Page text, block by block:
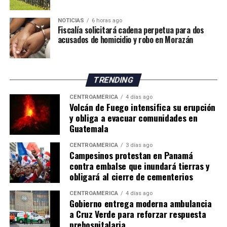
mundo debido a los beneficios fiscales otorgados a
sectores como los puertos, la Zona Libre de Colón,
Panamá Pacífico, el turismo, las empresas
multinacionales, las energías renovables, el sector
inmobiliario, el ferrocarril y otras actividades
En la misma línea, el exdirector general de Ingresos,
Publio R. Cortés Carvajal, calificó el sistema tributario
panameño como un «archipiélago de exonerados
fiscales», al considerar que numerosos incentivos
permanecen sin evaluaciones sobre su impacto
económico y terminan generando inequidades en la
carga tributaria.
Cortés también señaló que la administración tributaria
enfrenta limitaciones institucionales y de recursos que
dificultan combatir la evasión fiscal, especialmente en
casos relacionados con empresas multinacionales y
NOTICIAS 6 horas ago
Fiscalía solicitará cadena perpetua para dos
acusados de homicidio y robo en Morazán
TRENDING
CENTROAMÉRICA 4 días ago
Volcán de Fuego intensifica su erupción
y obliga a evacuar comunidades en
Guatemala
CENTROAMÉRICA 3 días ago
Campesinos protestan en Panamá
contra embalse que inundará tierras y
obligará al cierre de cementerios
CENTROAMÉRICA 4 días ago
Gobierno entrega moderna ambulancia
a Cruz Verde para reforzar respuesta
prehospitalaria